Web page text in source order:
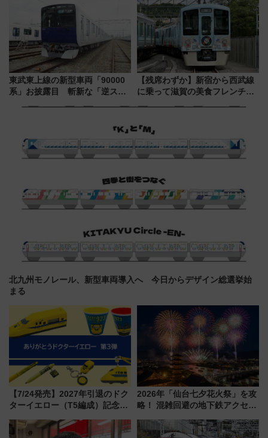
東武東上線の新型車両「90000
系」お披露目 斬新な「逆スラ
【残席わずか】新宿から西武線
に乗って滋賀の美食フレンチを
や伝統文化の特別コラボ
北九州モノレール、新型車両導入へ 今日からデザイン総選挙始
まる
【7/24発売】2027年引退のドク
ターイエロー（T5編成）記念グ
送の目覚まし時計など通販・販
2026年「仙台七夕花火祭」を攻
略！ 混雑回避の地下鉄アクセス
火前に楽しむ仙台観光ルートま